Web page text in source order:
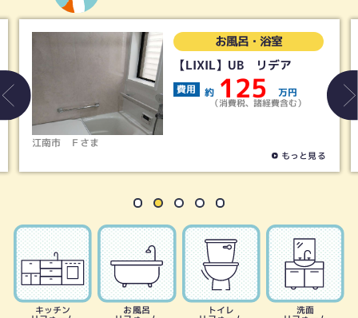
万円
経費含む）
お風呂・浴
【タカラスタンダ
UB グランスパ
費用 約 200
（消費税、諸経
キッチン お風呂 トイレ 洗面